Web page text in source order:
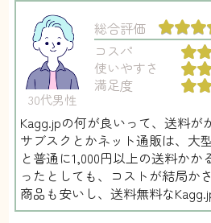
30代男性
総合評価
コスパ
使いやすさ
満足度
Kagg.jpの何が良いって、送料が
サブスクとかネット通販は、大
と普通に1,000円以上の送料か
ったとしても、コストが結局か
商品も安いし、送料無料な